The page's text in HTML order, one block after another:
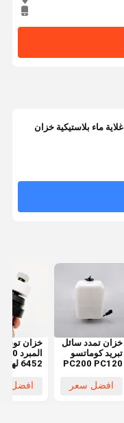
حفارة DX55-9C DX60-9C غلاية ماء بلاستيكية خزان
خزان تمدد سائل
تبريد كوماتسو
PC200 PC120
06-15240
افضل سعر
خزان
6452
ZAX450
افضل